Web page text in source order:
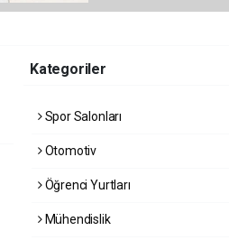
Kategoriler
Spor Salonları
Otomotiv
Öğrenci Yurtları
Mühendislik